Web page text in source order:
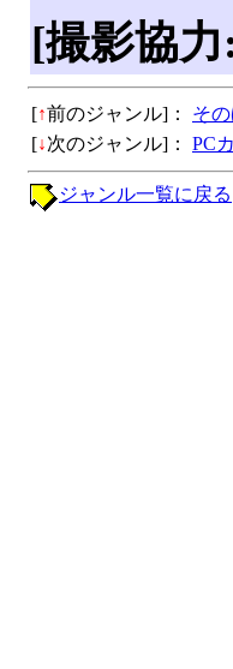
[撮影協力:
[↑前のジャンル]：
そ
[↓次のジャンル]： PC
ジャンル一覧に戻る